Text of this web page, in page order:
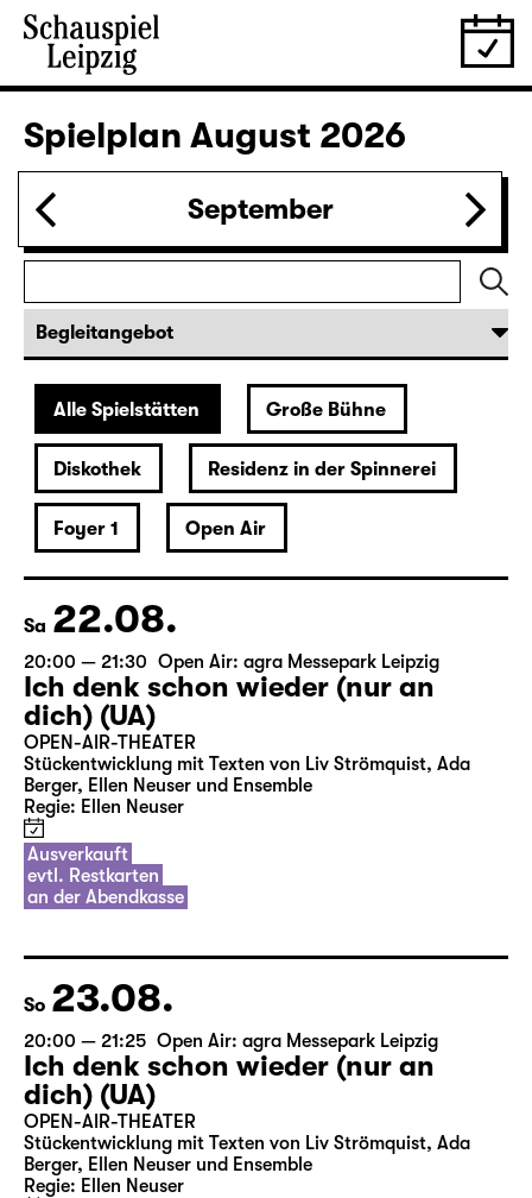
Spielplan August 2026
September
Alle Spielstätten Große Bühne
Diskothek Residenz in der Spinnerei
Foyer 1 Open Air
Sa 22.08.
20:00 — 21:30 Open Air: agra Messepark Leipzig
Ich denk schon wieder (nur an
dich) (UA)
OPEN-AIR-THEATER
Stückentwicklung mit Texten von Liv Strömquist, Ada
Berger, Ellen Neuser und Ensemble
Regie: Ellen Neuser
Ausverkauft
evtl. Restkarten
an der Abendkasse
So 23.08.
20:00 — 21:25 Open Air: agra Messepark Leipzig
Ich denk schon wieder (nur an
dich) (UA)
OPEN-AIR-THEATER
Stückentwicklung mit Texten von Liv Strömquist, Ada
Berger, Ellen Neuser und Ensemble
Regie: Ellen Neuser